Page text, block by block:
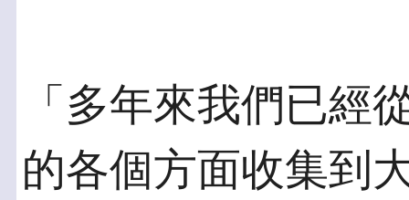
「多年來我們已經
的各個方面收集到